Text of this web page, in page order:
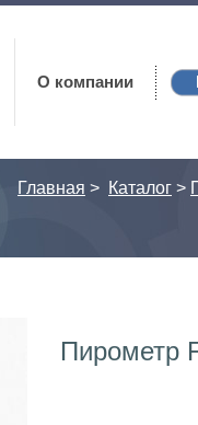
О компании
Главная > Каталог >
Пирометр